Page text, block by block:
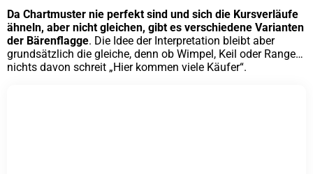
Da Chartmuster nie perfekt sind und sich die Kursverläufe
ähneln, aber nicht gleichen, gibt es verschiedene Varianten
der Bärenflagge. Die Idee der Interpretation bleibt aber
grundsätzlich die gleiche, denn ob Wimpel, Keil oder Range…
nichts davon schreit „Hier kommen viele Käufer“.